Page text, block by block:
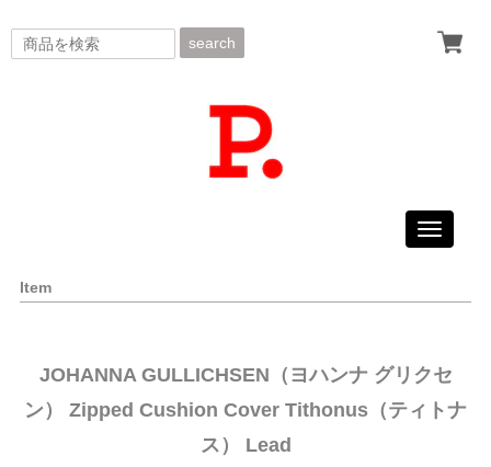
search
Toggle
Item
JOHANNA GULLICHSEN（ヨハンナ グリクセ
ン） Zipped Cushion Cover Tithonus（ティトナ
ス） Lead